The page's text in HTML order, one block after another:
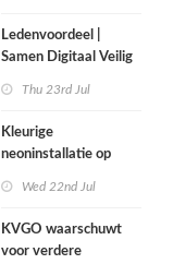
webinar overzichtelijk
op één plek
Ledenvoordeel |
Samen Digitaal Veilig
Thu 23rd Jul
Kleurige
neoninstallatie op
Wed 22nd Jul
KVGO waarschuwt
voor verdere